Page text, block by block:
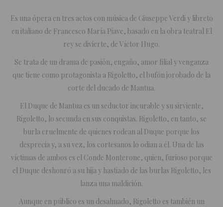
Es una ópera en tres actos con música de Giuseppe Verdi y libreto
en italiano de Francesco María Piave, basado en la obra teatral El
rey se divierte, de Víctor Hugo.
Se trata de un drama de pasión, engaño, amor filial y venganza
que tiene como protagonista a Rigoletto, el bufón jorobado de la
corte del ducado de Mantua.
El Duque de Mantua es un seductor incurable y su sirviente,
Rigoletto, lo secunda en sus conquistas. Rigoletto, en tanto, se
burla cruelmente de quienes rodean al Duque porque los
desprecia y, a su vez, los cortesanos lo odian a él. Una de las
víctimas de ambos es el Conde Monterone, quien, furioso porque
el Duque deshonró a su hija y hastiado de las burlas Rigoletto, les
lanza una maldición.
Aunque en público es un desalmado, Rigoletto es también un